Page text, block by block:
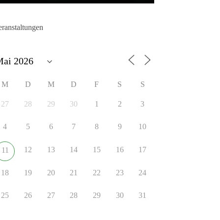
M D M D F S S
27 28 29 30 1 2 3
4 5 6 7 8 9 10
11 12 13 14 15 16 17
18 19 20 21 22 23 24
25 26 27 28 29 30 31